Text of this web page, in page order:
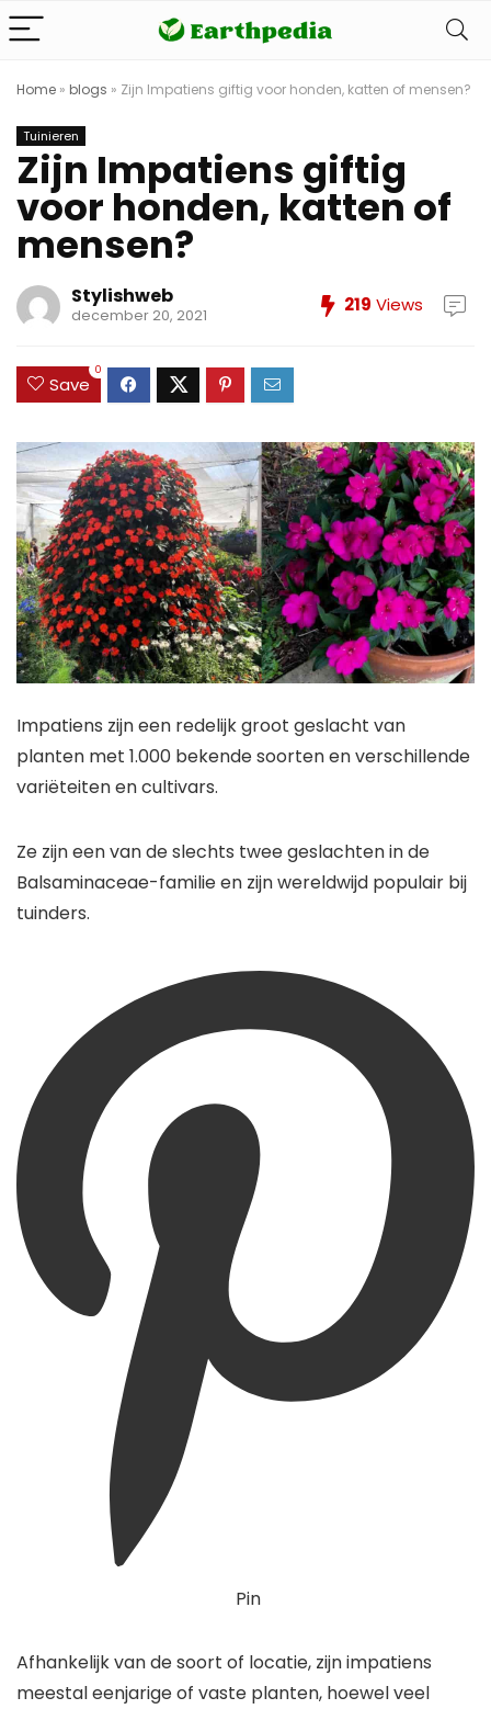
Home » blogs » Zijn Impatiens giftig voor honden, katten of mensen?
Tuinieren
Zijn Impatiens giftig
voor honden, katten of
mensen?
Stylishweb
december 20, 2021 219 Views
Save
0
Impatiens zijn een redelijk groot geslacht van
planten met 1.000 bekende soorten en verschillende
variëteiten en cultivars.
Ze zijn een van de slechts twee geslachten in de
Balsaminaceae-familie en zijn wereldwijd populair bij
tuinders.
Pin
Afhankelijk van de soort of locatie, zijn impatiens
meestal eenjarige of vaste planten, hoewel veel